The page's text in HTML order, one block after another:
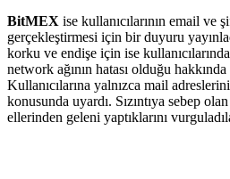
BitMEX ise kullanıcılarının email ve
gerçekleştirmesi için bir duyuru
korku ve endişe için ise
network ağının hatası olduğu
Kullanıcılarına yalnızca mail
konusunda uyardı. Sızıntıya sebep
ellerinden geleni yaptıklarını